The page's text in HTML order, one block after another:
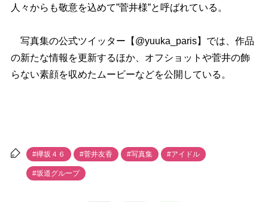
人々からも敬意を込めて”菅井様”と呼ばれている。
写真集の公式ツイッター【@yuuka_paris】では、作品
の新たな情報を更新するほか、オフショットや菅井の飾
らない素顔を収めたムービーなどを公開している。
#欅坂４６ #菅井友香 #写真集 #アイドル
#坂道グループ